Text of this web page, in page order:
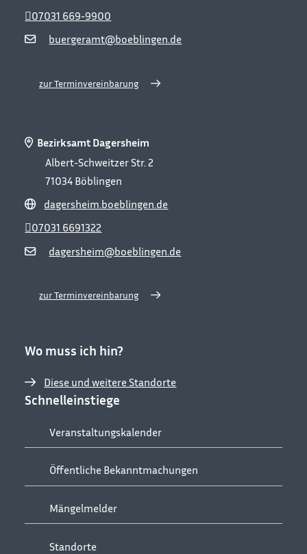
buergeramt@boeblingen.de
07031 669-9900
zur Terminvereinbarung
Bezirksamt Dagersheim
Albert-Schweitzer Str. 2
71034 Böblingen
dagersheim.boeblingen.de
dagersheim@boeblingen.de
07031 6691322
zur Terminvereinbarung
Wo muss ich hin?
Diese und weitere Standorte
Schnelleinstiege
Veranstaltungskalender
Öffentliche Bekanntmachungen
Mängelmelder
Standorte